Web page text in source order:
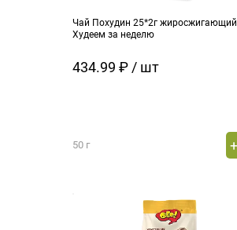
Чай Похудин 25*2г жиросжигающий
Худеем за неделю
434.99 ₽ / шт
50 г